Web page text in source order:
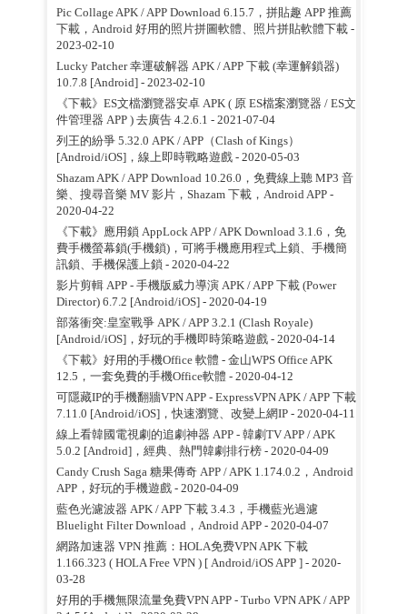
Pic Collage APK / APP Download 6.15.7，拼貼趣 APP 推薦
下載，Android 好用的照片拼圖軟體、照片拼貼軟體下載-
2023-02-10
Lucky Patcher 幸運破解器 APK / APP 下載 (幸運解鎖器)
10.7.8 [Android] - 2023-02-10
《下載》ES文檔瀏覽器安卓 APK ( 原 ES檔案瀏覽器 / ES文
件管理器 APP ) 去廣告 4.2.6.1 - 2021-07-04
列王的紛爭 5.32.0 APK / APP（Clash of Kings）
[Android/iOS]，線上即時戰略遊戲- 2020-05-03
Shazam APK / APP Download 10.26.0，免費線上聽 MP3 音
樂、搜尋音樂 MV 影片，Shazam 下載，Android APP-
2020-04-22
《下載》應用鎖 AppLock APP / APK Download 3.1.6，免
費手機螢幕鎖(手機鎖)，可將手機應用程式上鎖、手機簡
訊鎖、手機保護上鎖 - 2020-04-22
影片剪輯 APP - 手機版威力導演 APK / APP 下載 (Power
Director) 6.7.2 [Android/iOS]- 2020-04-19
部落衝突:皇室戰爭 APK / APP 3.2.1 (Clash Royale)
[Android/iOS]，好玩的手機即時策略遊戲- 2020-04-14
《下載》好用的手機Office 軟體 - 金山WPS Office APK
12.5，一套免費的手機Office軟體 - 2020-04-12
可隱藏IP的手機翻牆VPN APP - ExpressVPN APK / APP 下載
7.11.0 [Android/iOS]，快速瀏覽、改變上網IP- 2020-04-11
線上看韓國電視劇的追劇神器 APP - 韓劇TV APP / APK
5.0.2 [Android]，經典、熱門韓劇排行榜- 2020-04-09
Candy Crush Saga 糖果傳奇 APP / APK 1.174.0.2，Android
APP，好玩的手機遊戲- 2020-04-09
藍色光濾波器 APK / APP 下載 3.4.3，手機藍光過濾
Bluelight Filter Download，Android APP- 2020-04-07
網路加速器 VPN 推薦：HOLA免费VPN APK 下載
1.166.323 ( HOLA Free VPN ) [ Android/iOS APP ]- 2020-
03-28
好用的手機無限流量免費VPN APP - Turbo VPN APK / APP